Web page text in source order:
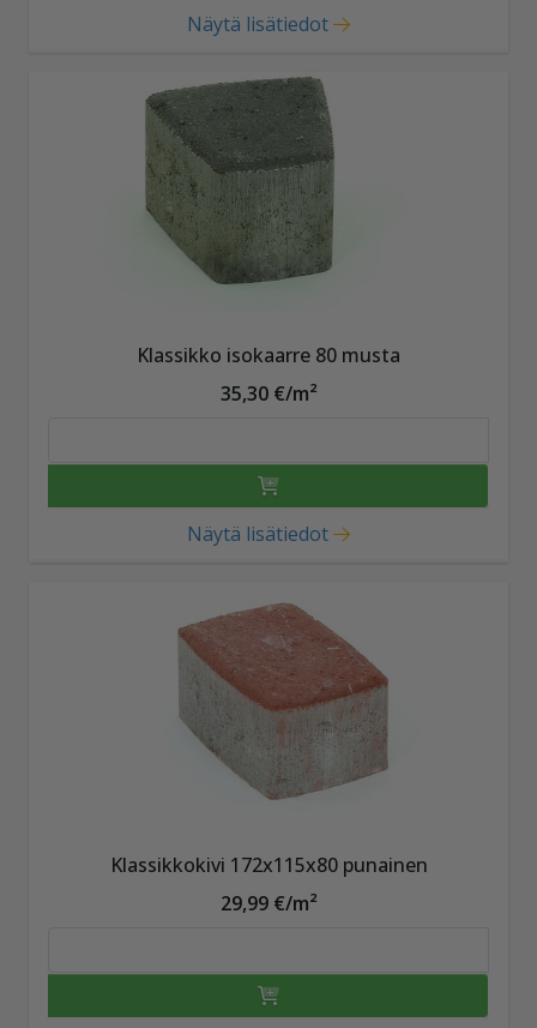
Näytä lisätiedot
Klassikko isokaarre 80 musta
35,30 €/m²
Näytä lisätiedot
Klassikkokivi 172x115x80 punainen
29,99 €/m²